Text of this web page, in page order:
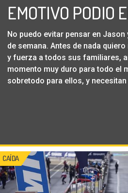
EMOTIVO PODIO
No puedo evitar pensar en
de semana. Antes de nada
y fuerza a todos sus familiares,
momento muy duro para todo el
sobretodo para ellos, y
CAÍDA